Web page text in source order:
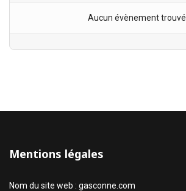
Aucun évènement trouvé
Mentions légales
Nom du site web : gasconne.com